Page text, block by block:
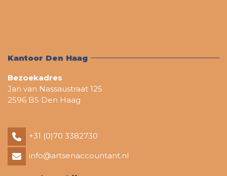
Kantoor Den Haag
Bezoekadres
Jan van Nassaustraat 125
2596 BS Den Haag
+31 (0)70 3382730
info@artsenaccountant.nl